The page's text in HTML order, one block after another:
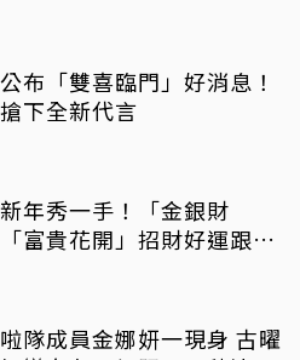
布「雙喜臨門」好消息！
下全新代言
年秀一手！「金銀財
富貴花開」招財好運跟著
隊成員金娜妍一現身 古曜